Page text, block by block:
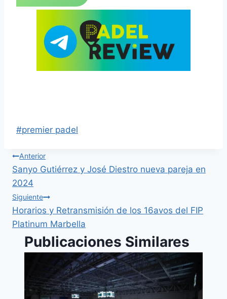
#premier padel
Anterior
Sanyo Gutiérrez y José Diestro nueva pareja en
2024
Siguiente
Horarios y Retransmisión de los 16avos del FIP
Platinum Marbella
Publicaciones Similares